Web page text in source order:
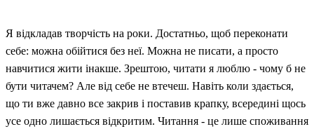
Я відкладав творчість на роки. Достатньо, щоб переконати
себе: можна обійтися без неї. Можна не писати, а просто
навчитися жити інакше. Зрештою, читати я люблю - чому б не
бути читачем? Але від себе не втечеш. Навіть коли здається,
що ти вже давно все закрив і поставив крапку, всередині щось
усе одно лишається відкритим. Читання - це лише споживання